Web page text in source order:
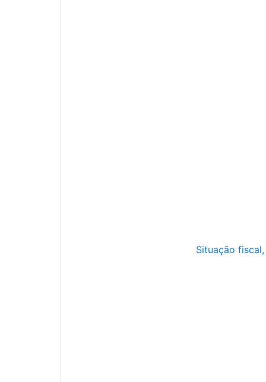
Situação